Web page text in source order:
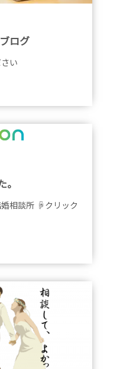
ログ
い
。
相談所 ☟クリック